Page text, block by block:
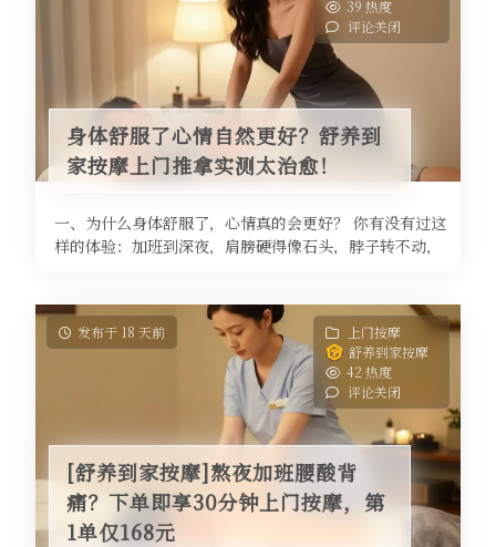
39 热度
评论关闭
身体舒服了心情自然更好？舒养到
家按摩上门推拿实测太治愈！
一、为什么身体舒服了，心情真的会更好？ 你有没有过这
样的体验：加班到深夜，肩膀硬得像石头，脖子转不动，
发布于 18 天前
上门按摩
舒养到家按摩
42 热度
评论关闭
[舒养到家按摩]熬夜加班腰酸背
痛？下单即享30分钟上门按摩，第
1单仅168元